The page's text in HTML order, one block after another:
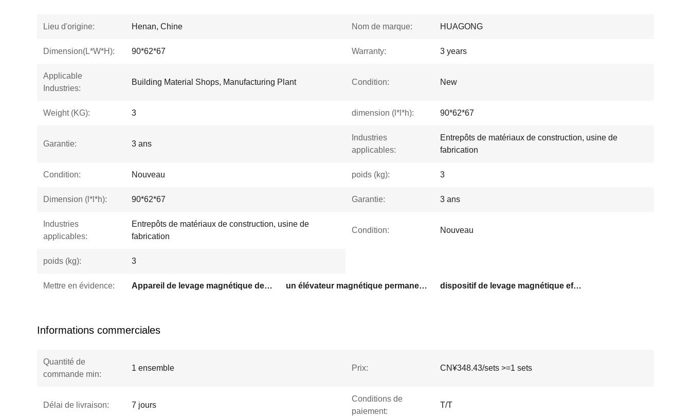
Lieu d'origine: Henan, Chine Nom de marque: HUAGONG
Dimension(L*W*H): 90*62*67 Warranty: 3 years
Applicable
Industries:
Building Material Shops, Manufacturing Plant Condition: New
Weight (KG): 3 dimension (l*l*h): 90*62*67
Garantie: 3 ans
Industries
applicables:
Entrepôts de matériaux de construction, usine de
fabrication
Condition: Nouveau poids (kg): 3
Dimension (l*l*h): 90*62*67 Garantie: 3 ans
Industries
applicables:
Entrepôts de matériaux de construction, usine de
fabrication
Condition: Nouveau
poids (kg): 3
Mettre en évidence: Appareil de levage magnétique de 3 kg un élévateur magnétique permanent efficace dispositif de levage magnétique efficace
Informations commerciales
Quantité de
commande min:
1 ensemble Prix: CN¥348.43/sets >=1 sets
Délai de livraison: 7 jours
Conditions de
paiement:
T/T